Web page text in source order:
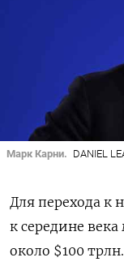
Марк Карни. DANIEL
Для перехода к
к середине
около $100